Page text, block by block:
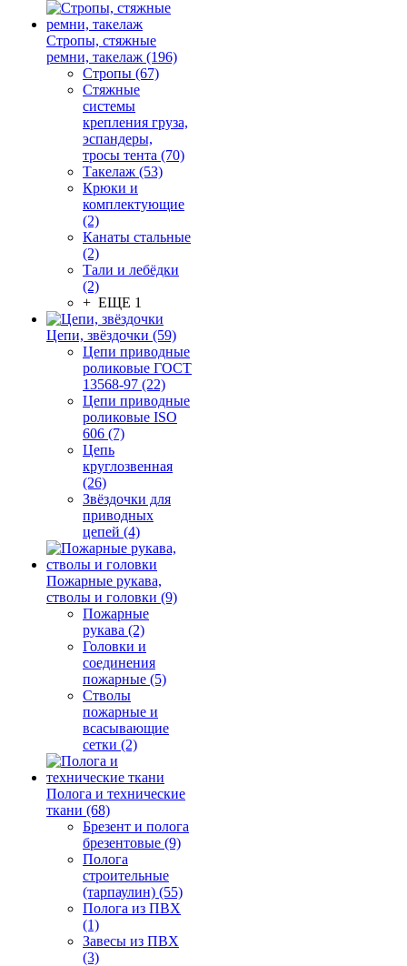
Стропы, стяжные
ремни, такелаж (196)
Стропы (67)
Стяжные
системы
крепления груза,
эспандеры,
тросы тента (70)
Такелаж (53)
Крюки и
комплектующие
(2)
Канаты стальные
(2)
Тали и лебёдки
(2)
+ ЕЩЕ 1
Цепи, звёздочки (59)
Цепи приводные
роликовые ГОСТ
13568-97 (22)
Цепи приводные
роликовые ISO
606 (7)
Цепь
круглозвенная
(26)
Звёздочки для
приводных
цепей (4)
Пожарные рукава,
стволы и головки (9)
Пожарные
рукава (2)
Головки и
соединения
пожарные (5)
Стволы
пожарные и
всасывающие
сетки (2)
Полога и технические
ткани (68)
Брезент и полога
брезентовые (9)
Полога
строительные
(тарпаулин) (55)
Полога из ПВХ
(1)
Завесы из ПВХ
(3)